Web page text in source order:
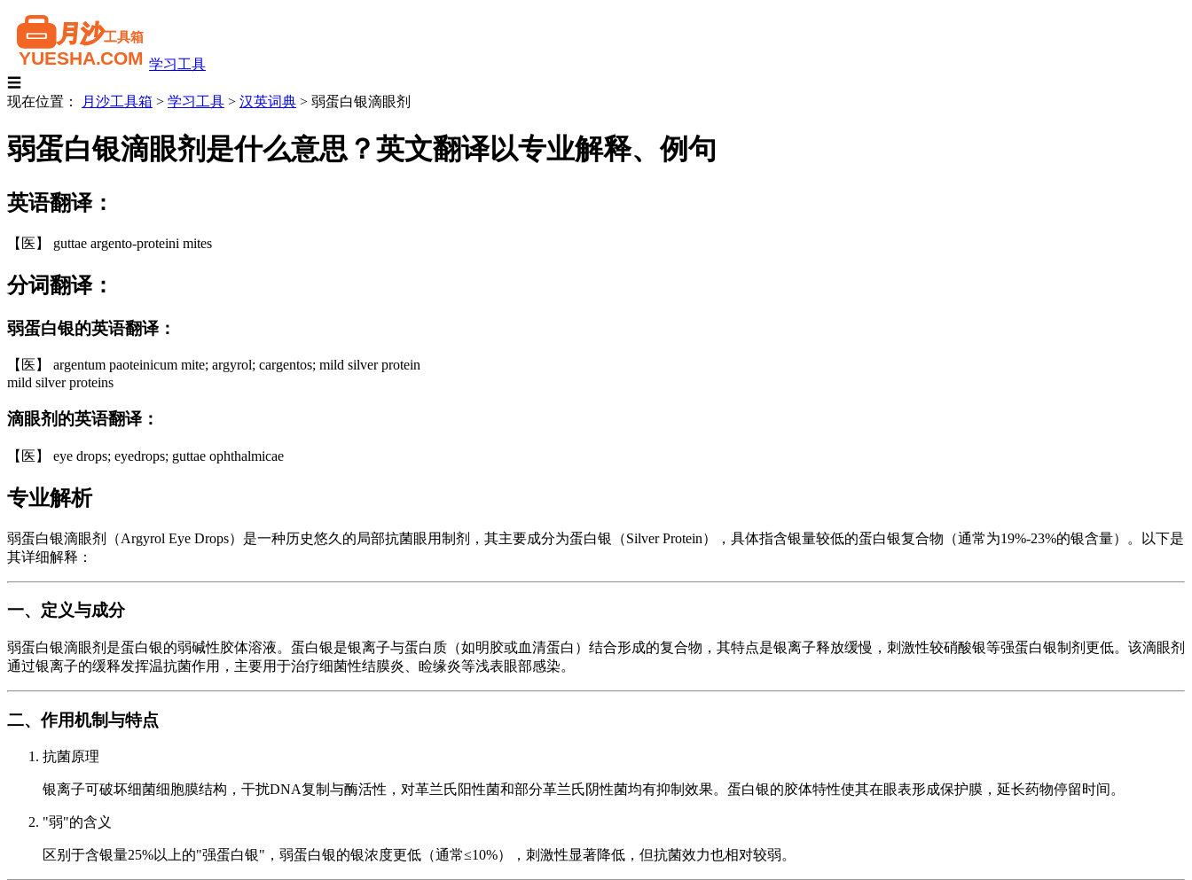
学习工具
☰
现在位置：
月沙工具箱 > 学习工具 > 汉英词典 > 弱蛋白银滴眼剂
弱蛋白银滴眼剂是什么意思？英文翻译以专业解释、例句
英语翻译：
【医】 guttae argento-proteini mites
分词翻译：
弱蛋白银的英语翻译：
【医】 argentum paoteinicum mite; argyrol; cargentos; mild silver protein
mild silver proteins
滴眼剂的英语翻译：
【医】 eye drops; eyedrops; guttae ophthalmicae
专业解析
弱蛋白银滴眼剂（Argyrol Eye Drops）是一种历史悠久的局部抗菌眼用制剂，其主要成分为蛋白银（Silver Protein），具体指含银量较低的蛋白银复合物（通常为19%-23%的银含量）。以下是
其详细解释：
一、定义与成分
弱蛋白银滴眼剂是蛋白银的弱碱性胶体溶液。蛋白银是银离子与蛋白质（如明胶或血清蛋白）结合形成的复合物，其特点是银离子释放缓慢，刺激性较硝酸银等强蛋白银制剂更低。该滴眼剂
通过银离子的缓释发挥温抗菌作用，主要用于治疗细菌性结膜炎、睑缘炎等浅表眼部感染。
二、作用机制与特点
抗菌原理
银离子可破坏细菌细胞膜结构，干扰DNA复制与酶活性，对革兰氏阳性菌和部分革兰氏阴性菌均有抑制效果。蛋白银的胶体特性使其在眼表形成保护膜，延长药物停留时间。
"弱"的含义
区别于含银量25%以上的"强蛋白银"，弱蛋白银的银浓度更低（通常≤10%），刺激性显著降低，但抗菌效力也相对较弱。